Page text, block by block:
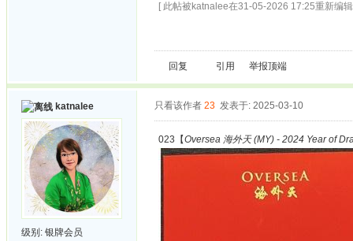
[ 此帖被katnalee在31-05-2026 17:25重新编
回复 引用 举报顶端
katnalee
级别: 银牌会员
只看该作者 23 发表于: 2025-03-10
023【Oversea 海外天 (MY) - 2024 Year of